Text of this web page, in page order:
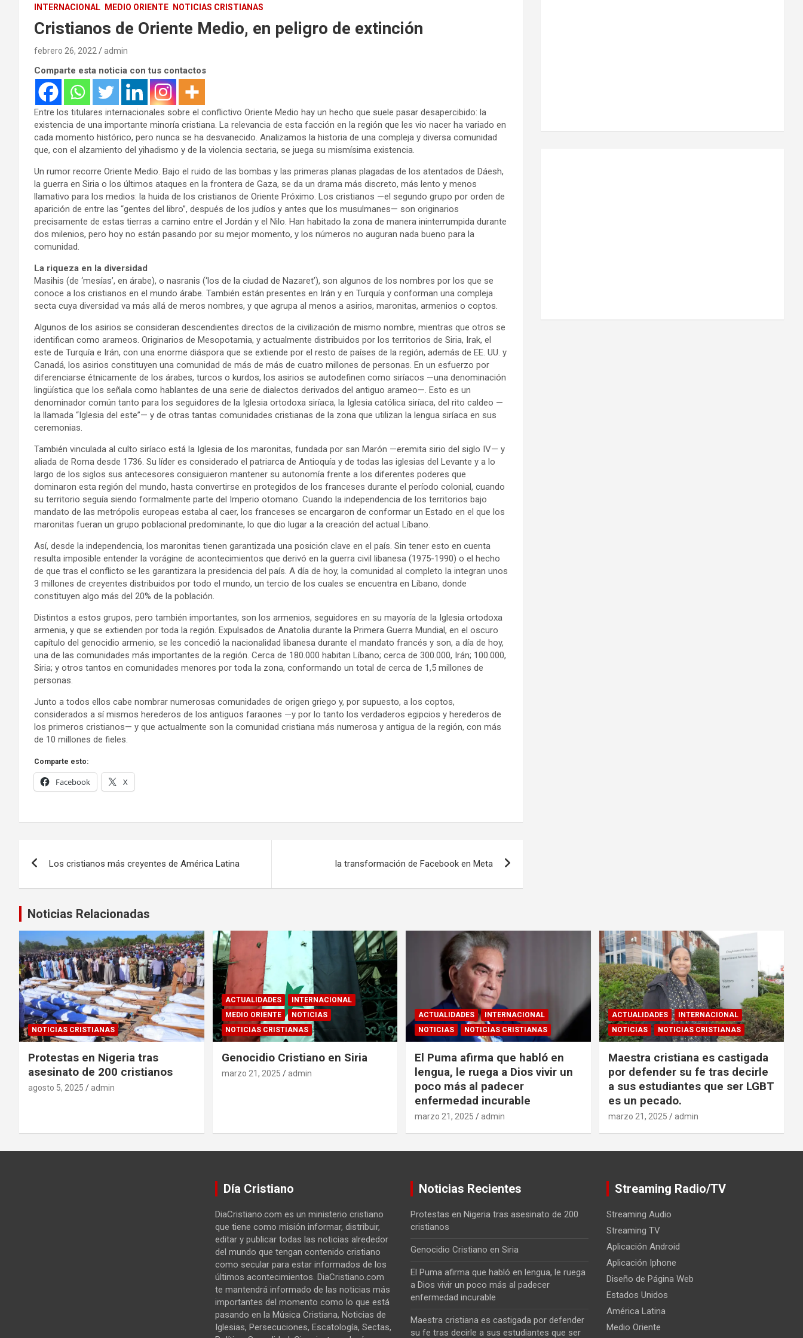
INTERNACIONAL MEDIO ORIENTE NOTICIAS CRISTIANAS
Cristianos de Oriente Medio, en peligro de extinción
febrero 26, 2022 admin
Comparte esta noticia con tus contactos
Entre los titulares internacionales sobre el conflictivo Oriente Medio hay un hecho que suele pasar desapercibido: la
existencia de una importante minoría cristiana. La relevancia de esta facción en la región que les vio nacer ha variado en
cada momento histórico, pero nunca se ha desvanecido. Analizamos la historia de una compleja y diversa comunidad
que, con el alzamiento del yihadismo y de la violencia sectaria, se juega su mismísima existencia.
Un rumor recorre Oriente Medio. Bajo el ruido de las bombas y las primeras planas plagadas de los atentados de Dáesh,
la guerra en Siria o los últimos ataques en la frontera de Gaza, se da un drama más discreto, más lento y menos
llamativo para los medios: la huida de los cristianos de Oriente Próximo. Los cristianos —el segundo grupo por orden de
aparición de entre las “gentes del libro”, después de los judíos y antes que los musulmanes— son originarios
precisamente de estas tierras a camino entre el Jordán y el Nilo. Han habitado la zona de manera ininterrumpida durante
dos milenios, pero hoy no están pasando por su mejor momento, y los números no auguran nada bueno para la
comunidad.
La riqueza en la diversidad
Masihis (de ‘mesías’, en árabe), o nasranis (‘los de la ciudad de Nazaret’), son algunos de los nombres por los que se
conoce a los cristianos en el mundo árabe. También están presentes en Irán y en Turquía y conforman una compleja
secta cuya diversidad va más allá de meros nombres, y que agrupa al menos a asirios, maronitas, armenios o coptos.
Algunos de los asirios se consideran descendientes directos de la civilización de mismo nombre, mientras que otros se
identifican como arameos. Originarios de Mesopotamia, y actualmente distribuidos por los territorios de Siria, Irak, el
este de Turquía e Irán, con una enorme diáspora que se extiende por el resto de países de la región, además de EE. UU. y
Canadá, los asirios constituyen una comunidad de más de más de cuatro millones de personas. En un esfuerzo por
diferenciarse étnicamente de los árabes, turcos o kurdos, los asirios se autodefinen como siríacos —una denominación
lingüística que los señala como hablantes de una serie de dialectos derivados del antiguo arameo—. Esto es un
denominador común tanto para los seguidores de la Iglesia ortodoxa siríaca, la Iglesia católica siríaca, del rito caldeo —
la llamada “Iglesia del este”— y de otras tantas comunidades cristianas de la zona que utilizan la lengua siríaca en sus
ceremonias.
También vinculada al culto siríaco está la Iglesia de los maronitas, fundada por san Marón —eremita sirio del siglo IV— y
aliada de Roma desde 1736. Su líder es considerado el patriarca de Antioquía y de todas las iglesias del Levante y a lo
largo de los siglos sus antecesores consiguieron mantener su autonomía frente a los diferentes poderes que
dominaron esta región del mundo, hasta convertirse en protegidos de los franceses durante el período colonial, cuando
su territorio seguía siendo formalmente parte del Imperio otomano. Cuando la independencia de los territorios bajo
mandato de las metrópolis europeas estaba al caer, los franceses se encargaron de conformar un Estado en el que los
maronitas fueran un grupo poblacional predominante, lo que dio lugar a la creación del actual Líbano.
Así, desde la independencia, los maronitas tienen garantizada una posición clave en el país. Sin tener esto en cuenta
resulta imposible entender la vorágine de acontecimientos que derivó en la guerra civil libanesa (1975-1990) o el hecho
de que tras el conflicto se les garantizara la presidencia del país. A día de hoy, la comunidad al completo la integran unos
3 millones de creyentes distribuidos por todo el mundo, un tercio de los cuales se encuentra en Líbano, donde
constituyen algo más del 20% de la población.
Distintos a estos grupos, pero también importantes, son los armenios, seguidores en su mayoría de la Iglesia ortodoxa
armenia, y que se extienden por toda la región. Expulsados de Anatolia durante la Primera Guerra Mundial, en el oscuro
capítulo del genocidio armenio, se les concedió la nacionalidad libanesa durante el mandato francés y son, a día de hoy,
una de las comunidades más importantes de la región. Cerca de 180.000 habitan Líbano; cerca de 300.000, Irán; 100.000,
Siria; y otros tantos en comunidades menores por toda la zona, conformando un total de cerca de 1,5 millones de
personas.
Junto a todos ellos cabe nombrar numerosas comunidades de origen griego y, por supuesto, a los coptos,
considerados a sí mismos herederos de los antiguos faraones —y por lo tanto los verdaderos egipcios y herederos de
los primeros cristianos— y que actualmente son la comunidad cristiana más numerosa y antigua de la región, con más
de 10 millones de fieles.
Comparte esto:
Facebook X
entradas
Los cristianos más creyentes de América Latina la transformación de Facebook en Meta
Noticias Relacionadas
NOTICIAS CRISTIANAS
Protestas en Nigeria tras
asesinato de 200 cristianos
agosto 5, 2025 admin
ACTUALIDADES
INTERNACIONAL
MEDIO ORIENTE
NOTICIAS
NOTICIAS CRISTIANAS
Genocidio Cristiano en Siria
marzo 21, 2025 admin
ACTUALIDADES
INTERNACIONAL
NOTICIAS
NOTICIAS CRISTIANAS
El Puma afirma que habló en
lengua, le ruega a Dios vivir un
poco más al padecer
enfermedad incurable
marzo 21, 2025 admin
ACTUALIDADES
INTERNACIONAL
NOTICIAS
NOTICIAS CRISTIANAS
Maestra cristiana es castigada
por defender su fe tras decirle
a sus estudiantes que ser LGBT
es un pecado.
marzo 21, 2025 admin
Día Cristiano
DiaCristiano.com es un ministerio cristiano
que tiene como misión informar, distribuir,
editar y publicar todas las noticias alrededor
del mundo que tengan contenido cristiano
como secular para estar informados de los
últimos acontecimientos. DiaCristiano.com
te mantendrá informado de las noticias más
importantes del momento como lo que está
pasando en la Música Cristiana, Noticias de
Iglesias, Persecuciones, Escatología, Sectas,
Noticias Recientes
Protestas en Nigeria tras asesinato de 200
cristianos
Genocidio Cristiano en Siria
El Puma afirma que habló en lengua, le ruega
a Dios vivir un poco más al padecer
enfermedad incurable
Maestra cristiana es castigada por defender
su fe tras decirle a sus estudiantes que ser
Streaming Radio/TV
Streaming Audio
Streaming TV
Aplicación Android
Aplicación Iphone
Diseño de Página Web
Estados Unidos
América Latina
Medio Oriente